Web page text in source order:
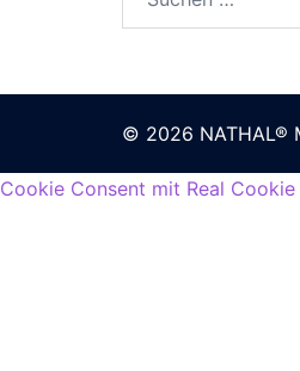
© 2026 NATHAL®
Cookie Consent mit Real Cookie